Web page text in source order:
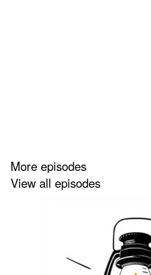
More episodes
View all episodes